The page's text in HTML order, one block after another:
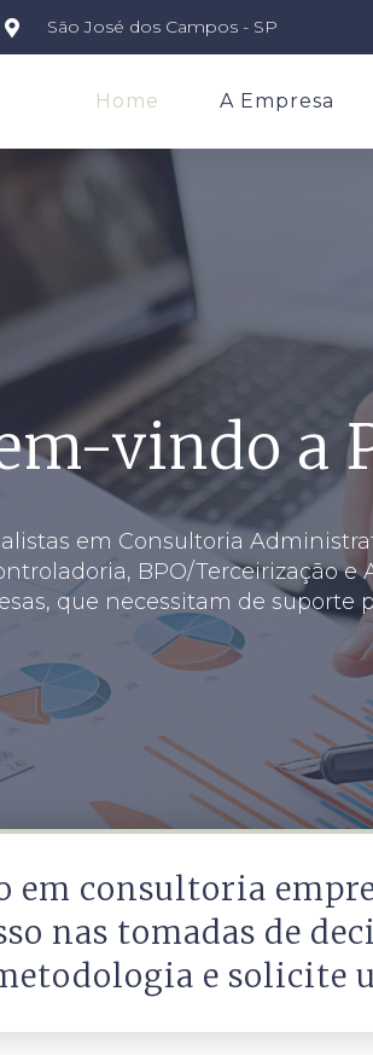
São José dos Campos - SP
Home A Empresa
vindo a
em Consultoria
BPO/Terceirização e
que necessitam de suporte
em consultoria
nas tomadas de
e solicite